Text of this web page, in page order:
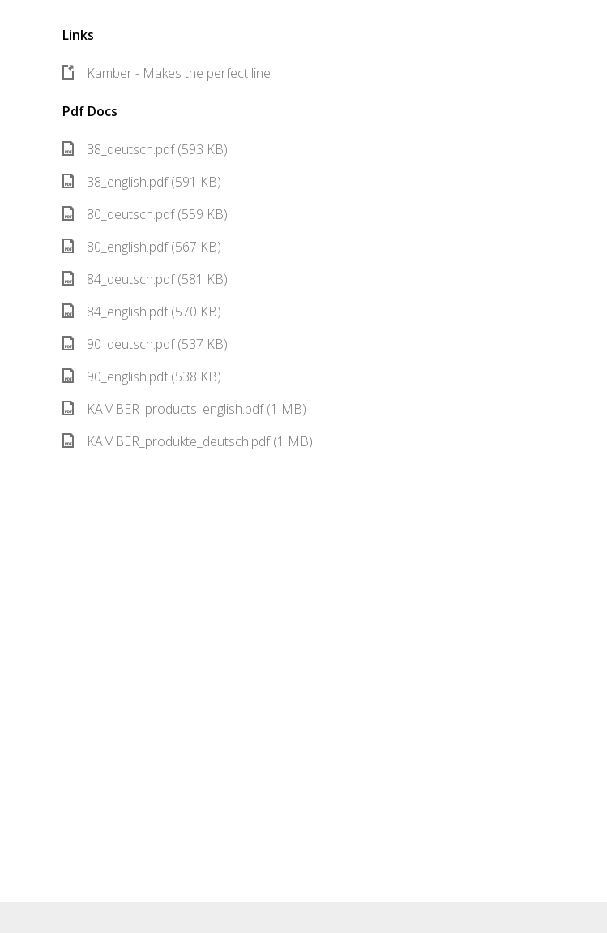
Links
Kamber - Makes the perfect line
Pdf Docs
38_deutsch.pdf (593 KB)
38_english.pdf (591 KB)
80_deutsch.pdf (559 KB)
80_english.pdf (567 KB)
84_deutsch.pdf (581 KB)
84_english.pdf (570 KB)
90_deutsch.pdf (537 KB)
90_english.pdf (538 KB)
KAMBER_products_english.pdf (1 MB)
KAMBER_produkte_deutsch.pdf (1 MB)